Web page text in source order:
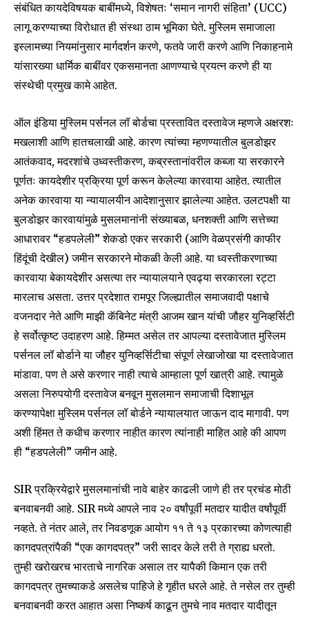
संबंधित कायदेविषयक बाबींमध्ये, विशेषतः ‘समान नागरी संहिता’ (UCC)
लागू करण्याच्या विरोधात ही संस्था ठाम भूमिका घेते. मुस्लिम समाजाला
इस्लामच्या नियमांनुसार मार्गदर्शन करणे, फतवे जारी करणे आणि निकाहनामे
यांसारख्या धार्मिक बाबींवर एकसमानता आणण्याचे प्रयत्न करणे ही या
संस्थेची प्रमुख कामे आहेत.
ऑल इंडिया मुस्लिम पर्सनल लॉ बोर्डचा प्रस्तावित दस्तावेज म्हणजे अक्षरशः
मखलाशी आणि हातचलाखी आहे. कारण त्यांच्या म्हणण्यातील बुलडोझर
आतंकवाद, मदरशांचे उध्वस्तीकरण, कब्रस्तानांवरील कब्जा या सरकारने
पूर्णतः कायदेशीर प्रक्रिया पूर्ण करून केलेल्या कारवाया आहेत. त्यातील
अनेक कारवाया या न्यायालयीन आदेशानुसार झालेल्या आहेत. उलटपक्षी या
बुलडोझर कारवायांमुळे मुसलमानांनी संख्याबळ, धनशक्ती आणि सत्तेच्या
आधारावर “हडपलेली” शेकडो एकर सरकारी (आणि वेळप्रसंगी काफीर
हिंदूंची देखील) जमीन सरकारने मोकळी केली आहे. या ध्वस्तीकरणाच्या
कारवाया बेकायदेशीर असत्या तर न्यायालयाने एवढ्या सरकारला रट्टा
मारलाच असता. उत्तर प्रदेशात रामपूर जिल्ह्यातील समाजवादी पक्षाचे
वजनदार नेते आणि माझी कॅबिनेट मंत्री आजम खान यांची जौहर युनिव्हर्सिटी
हे सर्वोत्कृष्ट उदाहरण आहे. हिम्मत असेल तर आपल्या दस्तावेजात मुस्लिम
पर्सनल लॉ बोर्डाने या जौहर युनिव्हर्सिटीचा संपूर्ण लेखाजोखा या दस्तावेजात
मांडावा. पण ते असे करणार नाही त्याचे आम्हाला पूर्ण खात्री आहे. त्यामुळे
असला निरुपयोगी दस्तावेज बनवून मुसलमान समाजाची दिशाभूल
करण्यापेक्षा मुस्लिम पर्सनल लॉ बोर्डने न्यायालयात जाऊन दाद मागावी. पण
अशी हिंमत ते कधीच करणार नाहीत कारण त्यांनाही माहित आहे की आपण
ही “हडपलेली” जमीन आहे.
SIR प्रक्रियेद्वारे मुसलमानांची नावे बाहेर काढली जाणे ही तर प्रचंड मोठी
बनवाबनवी आहे. SIR मध्ये आपले नाव २० वर्षांपूर्वी मतदार यादीत वर्षांपूर्वी
नव्हते. ते नंतर आले, तर निवडणूक आयोग ११ ते १३ प्रकारच्या कोणत्याही
कागदपत्रांपैकी “एक कागदपत्र” जरी सादर केले तरी ते ग्राह्य धरतो.
तुम्ही खरोखरच भारताचे नागरिक असाल तर यापैकी किमान एक तरी
कागदपत्र तुमच्याकडे असलेच पाहिजे हे गृहीत धरले आहे. ते नसेल तर तुम्ही
बनवाबनवी करत आहात असा निष्कर्ष काढून तुमचे नाव मतदार यादीतून